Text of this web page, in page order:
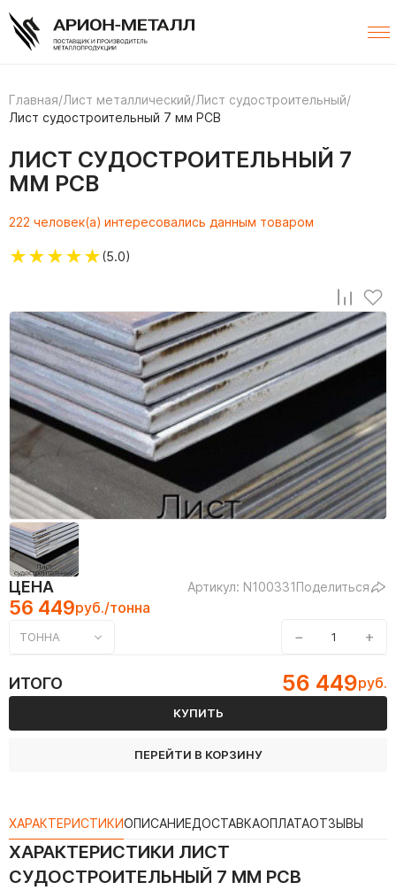
Главная/Лист металлический/Лист судостроительный/
Лист судостроительный 7 мм РСВ
ЛИСТ СУДОСТРОИТЕЛЬНЫЙ 7
ММ РСВ
222 человек(а) интересовались данным товаром
★★★★★(5.0)
ЦЕНА Артикул: N100331Поделиться
56 449руб./тонна
ТОННА − +
ИТОГО 56 449руб.
КУПИТЬ
ПЕРЕЙТИ В КОРЗИНУ
ХАРАКТЕРИСТИКИОПИСАНИЕДОСТАВКАОПЛАТАОТЗЫВЫ
ХАРАКТЕРИСТИКИ ЛИСТ
СУДОСТРОИТЕЛЬНЫЙ 7 ММ РСВ